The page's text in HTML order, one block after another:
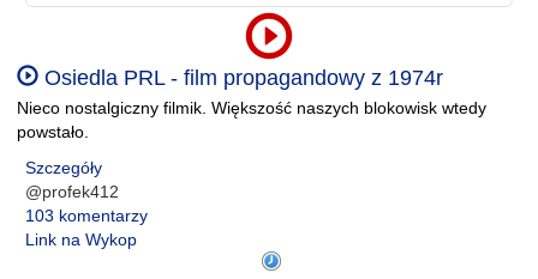
Osiedla PRL - film propagandowy z 1974r
Nieco nostalgiczny filmik. Większość naszych blokowisk wtedy
powstało.
Szczegóły
@profek412
103 komentarzy
Link na Wykop